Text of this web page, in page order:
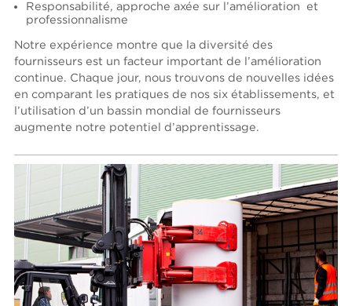
Responsabilité, approche axée sur l’amélioration et
professionnalisme
Notre expérience montre que la diversité des
fournisseurs est un facteur important de l’amélioration
continue. Chaque jour, nous trouvons de nouvelles idées
en comparant les pratiques de nos six établissements, et
l’utilisation d’un bassin mondial de fournisseurs
augmente notre potentiel d’apprentissage.